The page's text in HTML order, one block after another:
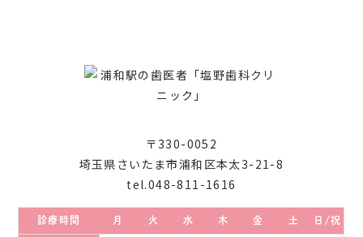
〒330-0052
埼玉県さいたま市浦和区本太3-21-8
tel.048-811-1616
診療時間 月 火 水 木 金 土 日/祝